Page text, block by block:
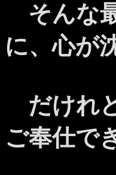
そんな
に、心が
だけれ
ご奉仕で